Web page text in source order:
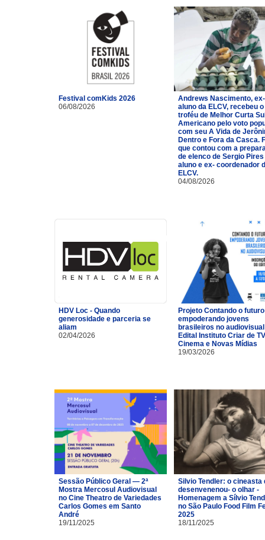
Festival comKids 2026
06/08/2026
Andrews Nascimento, ex-
aluno da ELCV, recebeu o
troféu de Melhor Curta
Americano pelo voto
com seu A Vida de
Dentro e Fora da Casca.
que contou com a
de elenco de Sergio
aluno e ex- coordenador
ELCV.
04/08/2026
HDV Loc - Quando
generosidade e parceria se
aliam
02/04/2026
Projeto Contando o
empoderando jovens
brasileiros no
Edital Instituto Criar de
Cinema e Novas Mídias
19/03/2026
Sessão Público Geral — 2ª
Mostra Mercosul Audiovisual
no Cine Theatro de Variedades
Carlos Gomes em Santo
André
19/11/2025
Silvio Tendler: o cineasta
desenvenenou- o olhar -
Homenagem a Sílvio
no São Paulo Food Film
2025
18/11/2025